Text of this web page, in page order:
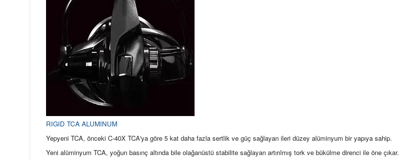
RIGID TCA ALUMINUM
Yepyeni TCA, önceki C-40X TCA'ya göre 5 kat daha fazla sertlik ve güç sağlayan ileri düzey alüminyum bir yapıya sahip.
Yeni alüminyum TCA, yoğun basınç altında bile olağanüstü stabilite sağlayan artırılmış tork ve bükülme direnci ile öne çıkar.